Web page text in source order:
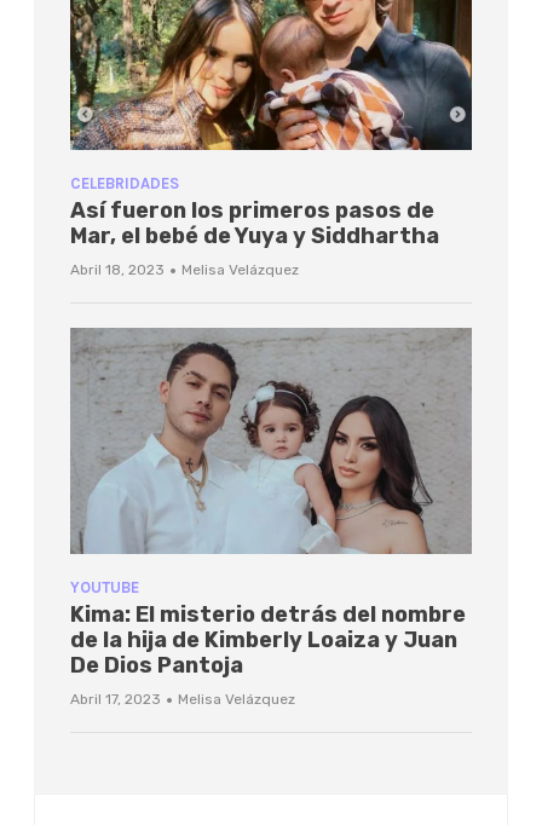
CELEBRIDADES
Así fueron los primeros pasos de
Mar, el bebé de Yuya y Siddhartha
Abril 18, 2023 · Melisa Velázquez
YOUTUBE
Kima: El misterio detrás del nombre
de la hija de Kimberly Loaiza y Juan
De Dios Pantoja
Abril 17, 2023 · Melisa Velázquez